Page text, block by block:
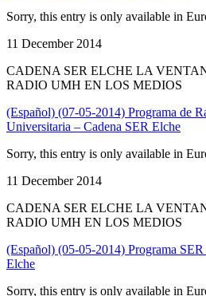
Sorry, this entry is only available in
11 December 2014
CADENA SER ELCHE LA
RADIO UMH EN LOS MEDIOS
(Español) (07-05-2014) Programa de
Universitaria – Cadena SER Elche
Sorry, this entry is only available in
11 December 2014
CADENA SER ELCHE LA
RADIO UMH EN LOS MEDIOS
(Español) (05-05-2014) Programa
Elche
Sorry, this entry is only available in